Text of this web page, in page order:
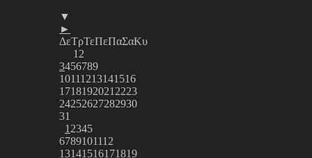
▼
►
ΔεΤρΤεΠεΠαΣαΚυ
1 2
3456789
10111213141516
1718192021 2223
24252627282930
31
1 2345
6789101112
13141516171819